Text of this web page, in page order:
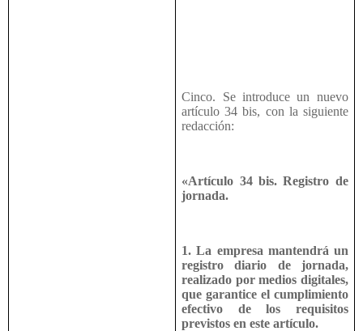
Cinco. Se introduce un nuevo
artículo 34 bis, con la siguiente
redacción:
«Artículo 34 bis. Registro de
jornada.
1. La empresa mantendrá un
registro diario de jornada,
realizado por medios digitales,
que garantice el cumplimiento
efectivo de los requisitos
previstos en este artículo.